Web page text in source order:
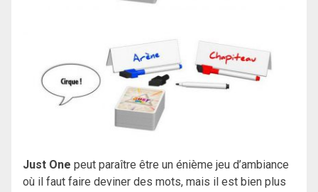
Just One peut paraître être un énième jeu d’ambiance
où il faut faire deviner des mots, mais il est bien plus